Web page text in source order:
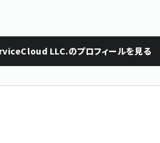
LLC.のプロフィールを見る